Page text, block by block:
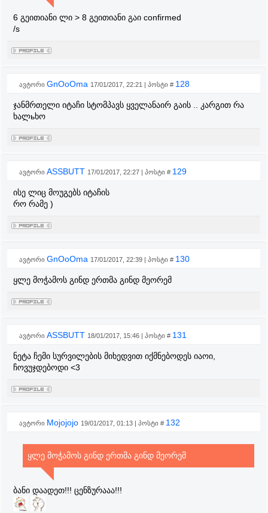
6 გეითიანი ლი > 8 გეითიანი გაი confirmed
/s
ავტორი GnOoOma 17/01/2017, 22:21 | პოსტი # 128
ჯანმრთელი იტაჩი სტომპავს ყველანაირ გაის .. კარგით რა
ხალьხო
ავტორი ASSBUTT 17/01/2017, 22:27 | პოსტი # 129
ისე ლიც მოუგებს იტაჩის
რო რამე )
ავტორი GnOoOma 17/01/2017, 22:39 | პოსტი # 130
ყლე მოჭამოს გინდ ერთმა გინდ მეორემ
ავტორი ASSBUTT 18/01/2017, 15:46 | პოსტი # 131
ნეტა ჩემი სურვილების მიხედვით იქმნებოდეს იაოი,
ჩოვუჯდებოდი <3
ავტორი Mojojojo 19/01/2017, 01:13 | პოსტი # 132
ყლე მოჭამოს გინდ ერთმა გინდ მეორემ
ბანი დაადეთ!!! ცენზურააა!!!